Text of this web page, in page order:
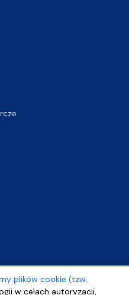
plików cookie (tzw.
w celach autoryzacji,